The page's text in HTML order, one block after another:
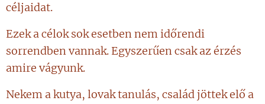
céljaidat.
Ezek a célok sok esetben nem időrendi
sorrendben vannak. Egyszerűen csak az érzés
amire vágyunk.
Nekem a kutya, lovak tanulás, család jöttek elő a